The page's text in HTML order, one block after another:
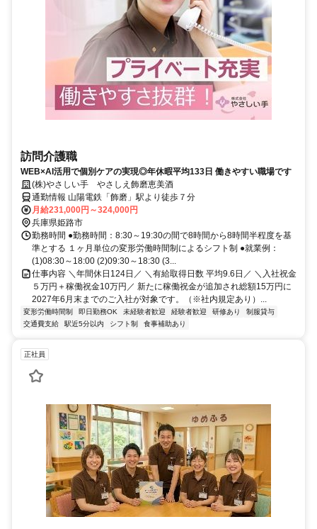
訪問介護職
WEB×AI活用で個別ケアの実現◎年休暇平均133日 働きやすい職場です
(株)やさしい手 やさしえ飾磨恵美酒
通勤情報 山陽電鉄「飾磨」駅より徒歩７分
月給231,000円～324,000円
兵庫県姫路市
勤務時間 ●勤務時間：8:30～19:30の間で8時間から8時間半程度を基
準とする １ヶ月単位の変形労働時間制によるシフト制 ●就業例：
(1)08:30～18:00 (2)09:30～18:30 (3...
仕事内容 ＼年間休日124日／ ＼有給取得日数 平均9.6日／ ＼入社祝金
５万円＋稼働祝金10万円／ 新たに稼働祝金が追加され総額15万円に
2027年6月末までのご入社が対象です。（※社内規定あり）...
変形労働時間制 即日勤務OK 未経験者歓迎 経験者歓迎 研修あり
制服貸与
交通費支給
駅近5分以内 シフト制 食事補助あり
正社員